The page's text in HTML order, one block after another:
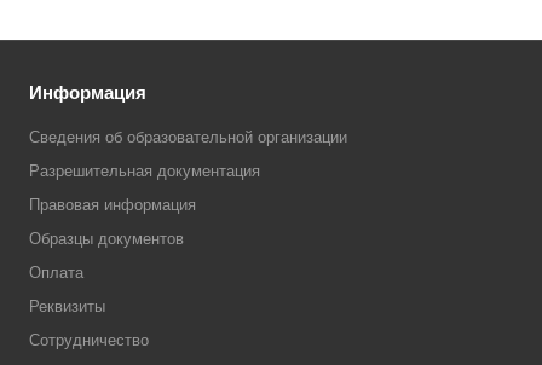
Информация
Сведения об образовательной организации
Разрешительная документация
Правовая информация
Образцы документов
Оплата
Реквизиты
Сотрудничество